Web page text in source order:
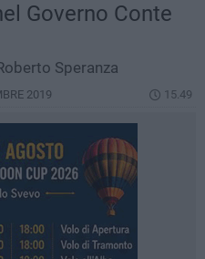
Governo Conte
Speranza
2019 15.49